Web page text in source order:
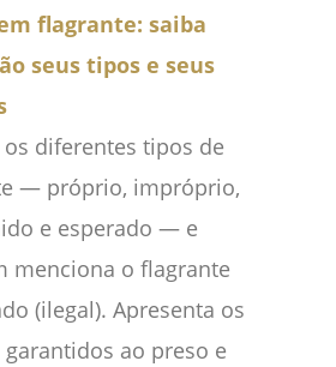
flagrante: saiba
seus tipos e seus
os diferentes tipos de
— próprio, impróprio,
e esperado — e
menciona o flagrante
(ilegal). Apresenta os
ao preso e